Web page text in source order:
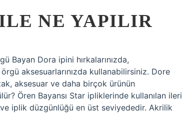
NE YAPILIR
Bayan Dora ipini hırkalarınızda,
örgü aksesuarlarınızda kullanabilirsiniz. Dore
aksesuar ve daha birçok ürünün
Ören Bayansı Star ipliklerinde kullanılan ileri
iplik düzgünlüğü en üst seviyededir. Akrilik